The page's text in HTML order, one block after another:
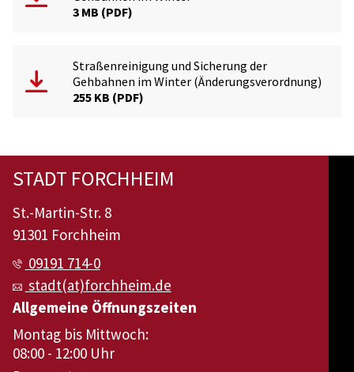
3 MB PDF
Straßenreinigung und Sicherung der
Gehbahnen im Winter (Änderungsverordnung)
255 KB PDF
STADT FORCHHEIM
St.-Martin-Str. 8
91301 Forchheim
09191 714-0
stadt(at)forchheim.de
Allgemeine Öffnungszeiten
Montag bis Mittwoch:
08:00 - 12:00 Uhr